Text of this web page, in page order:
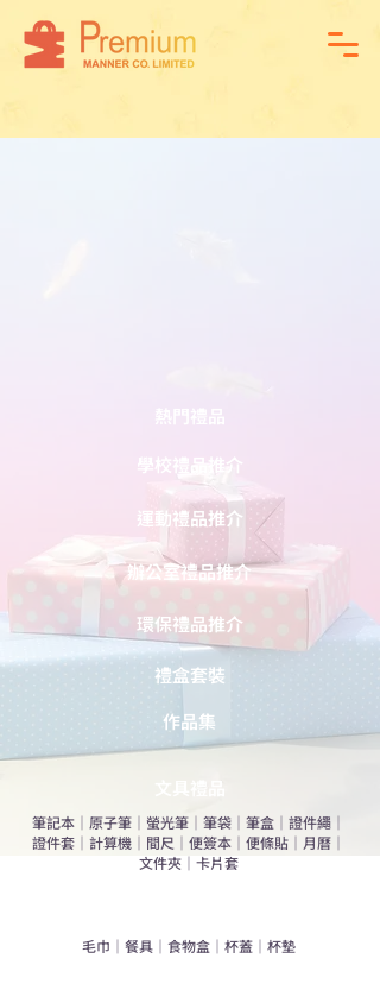
熱門禮品
學校禮品推介
運動禮品推介
辦公室禮品推介
環保禮品推介
禮盒套裝
作品集
​文具禮品
筆記本 ｜ 原子筆 ｜ 螢光筆 ｜ 筆袋 ｜ 筆盒 ｜ 證件繩 ｜
證件套 ｜ 計算機 ｜ 間尺 ｜ 便簽本 ｜ 便條貼 ｜ 月曆 ｜
文件夾 ｜ 卡片套
​毛巾 ｜ 餐具 ｜ 食物盒 ｜ 杯蓋 ｜ 杯墊